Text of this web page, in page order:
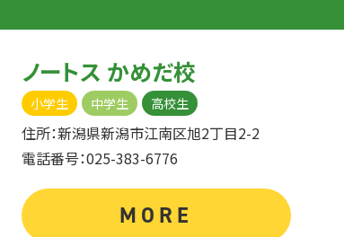
ノートス かめだ校
小学生 中学生 高校生
住所：新潟県新潟市江南区旭2丁目2-2
電話番号：025-383-6776
MORE